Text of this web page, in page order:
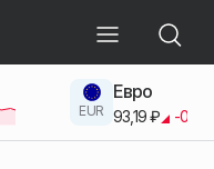
EUR
Евро
93,19 ₽ -0.42